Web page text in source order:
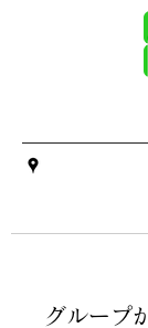
グループ